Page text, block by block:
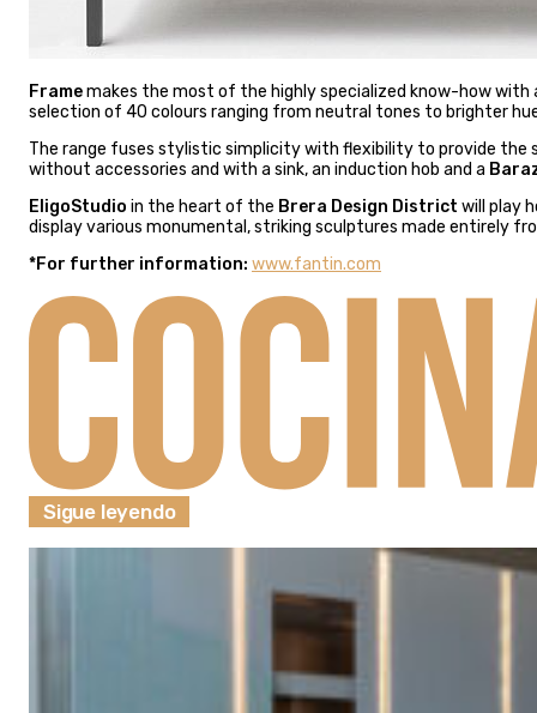
Framemakes the most of the highly specialized know-how
selection of 40 colours ranging from neutral tones to brighter
The range fuses stylistic simplicity with flexibility to provide
without accessories and with a sink, an induction hob and a
EligoStudio in the heart of the Brera Design District will play
display various monumental, striking sculptures made entirely
*For further information: www.fantin.com
Sigue leyendo